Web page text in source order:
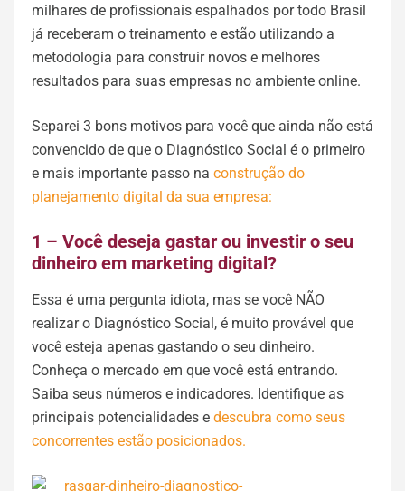
milhares de profissionais espalhados por todo Brasil
já receberam o treinamento e estão utilizando a
metodologia para construir novos e melhores
resultados para suas empresas no ambiente online.
Separei 3 bons motivos para você que ainda não está
convencido de que o Diagnóstico Social é o primeiro
e mais importante passo na construção do
planejamento digital da sua empresa:
1 – Você deseja gastar ou investir o seu
dinheiro em marketing digital?
Essa é uma pergunta idiota, mas se você NÃO
realizar o Diagnóstico Social, é muito provável que
você esteja apenas gastando o seu dinheiro.
Conheça o mercado em que você está entrando.
Saiba seus números e indicadores. Identifique as
principais potencialidades e descubra como seus
concorrentes estão posicionados.